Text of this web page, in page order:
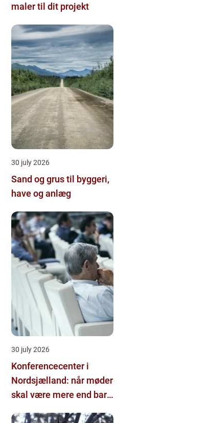
maler til dit projekt
30 july 2026
Sand og grus til byggeri,
have og anlæg
30 july 2026
Konferencecenter i
Nordsjælland: når møder
skal være mere end bare